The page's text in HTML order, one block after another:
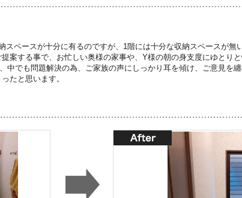
スペースが十分に有るのですが、1階には十分な収納スペースが無
案する事で、お忙しい奥様の家事や、Y様の朝の身支度にゆとり
中でも問題解決の為、ご家族の声にしっかり耳を傾け、ご意見を
たと思います。